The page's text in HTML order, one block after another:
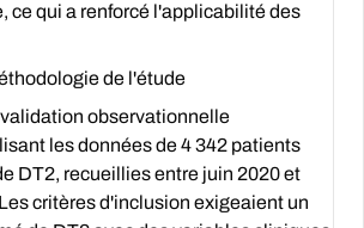
ce qui a renforcé l'applicabilité des
de l'étude
observationnelle
les données de 4 342 patients
DT2, recueillies entre juin 2020 et
critères d'inclusion exigeaient un